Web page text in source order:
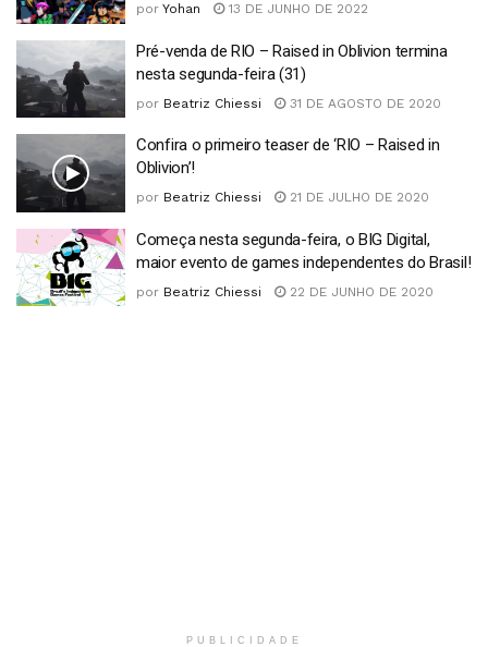
por Yohan 13 DE JUNHO DE 2022
Pré-venda de RIO – Raised in Oblivion termina
nesta segunda-feira (31)
por Beatriz Chiessi 31 DE AGOSTO DE 2020
Confira o primeiro teaser de ‘RIO – Raised in
Oblivion’!
por Beatriz Chiessi 21 DE JULHO DE 2020
Começa nesta segunda-feira, o BIG Digital,
maior evento de games independentes do Brasil!
por Beatriz Chiessi 22 DE JUNHO DE 2020
PUBLICIDADE